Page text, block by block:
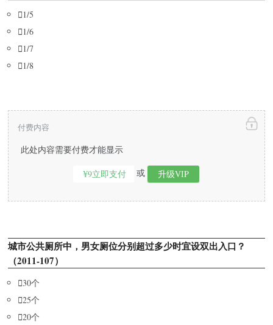
1/5
1/6
1/7
1/8
此处内容需要付费才能显示
¥9立即支付 或 升级VIP
付费内容
城市公共厕所中，男女厕位分别超过多少时宜设双出入口？
（2011-107）
30个
25个
20个